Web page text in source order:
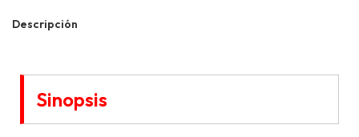
Descripción
Sinopsis